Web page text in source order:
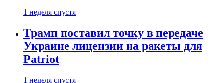
1 неделя спустя
Трамп поставил точку в передаче
Украине лицензии на ракеты для
Patriot
1 неделя спустя